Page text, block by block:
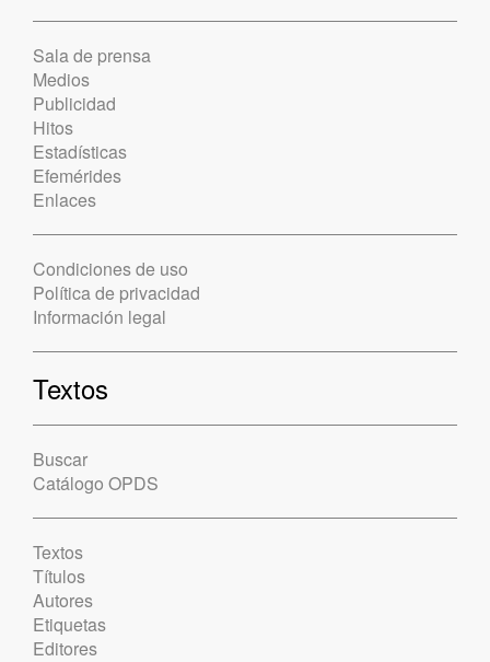
Sala de prensa
Medios
Publicidad
Hitos
Estadísticas
Efemérides
Enlaces
Condiciones de uso
Política de privacidad
Información legal
Textos
Buscar
Catálogo OPDS
Textos
Títulos
Autores
Etiquetas
Editores